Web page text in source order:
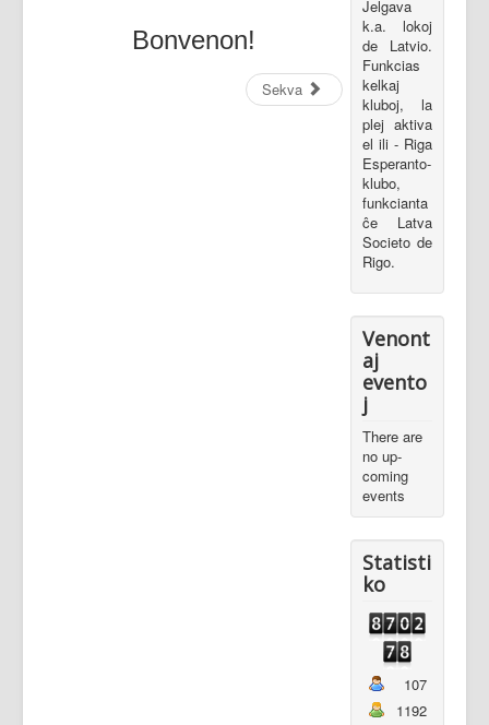
Bonvenon!
Sekva
Jelgava
k.a. lokoj
de Latvio.
Funkcias
kelkaj
kluboj, la
plej aktiva
el ili - Riga
Esperanto-
klubo,
funkcianta
ĉe Latva
Societo de
Rigo.
Venont
aj
evento
j
There are
no up-
coming
events
Statisti
ko
107
1192